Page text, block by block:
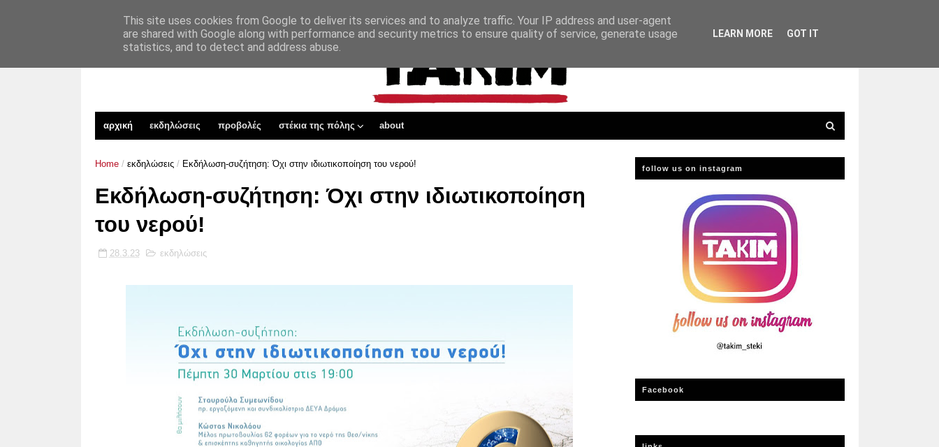
αρχική εκδηλώσεις προβολές στέκια της πόλης about
Home / εκδηλώσεις / Εκδήλωση-συζήτηση: Όχι στην ιδιωτικοποίηση του νερού!
Εκδήλωση-συζήτηση: Όχι στην ιδιωτικοποίηση
του νερού!
28.3.23 εκδηλώσεις
follow us on instagram
Facebook
This site uses cookies from Google to deliver its services and to analyze traffic. Your IP address and user-agent
are shared with Google along with performance and security metrics to ensure quality of service, generate usage
statistics, and to detect and address abuse.
LEARN MORE GOT IT